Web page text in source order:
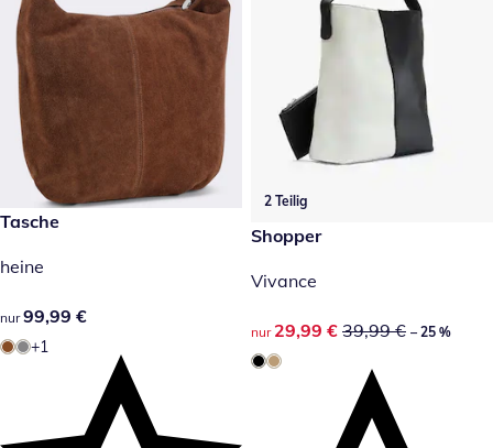
99,99 €
Tasche
heine
99,99 €
nur 99,99 €
+1
2 Teilig
reduzierter Preis 29,99 €,
-25 %
Shopper
Vivance
reduzierter Preis 29,99 €,
nur 29,99 € 39,99 € – 25 %